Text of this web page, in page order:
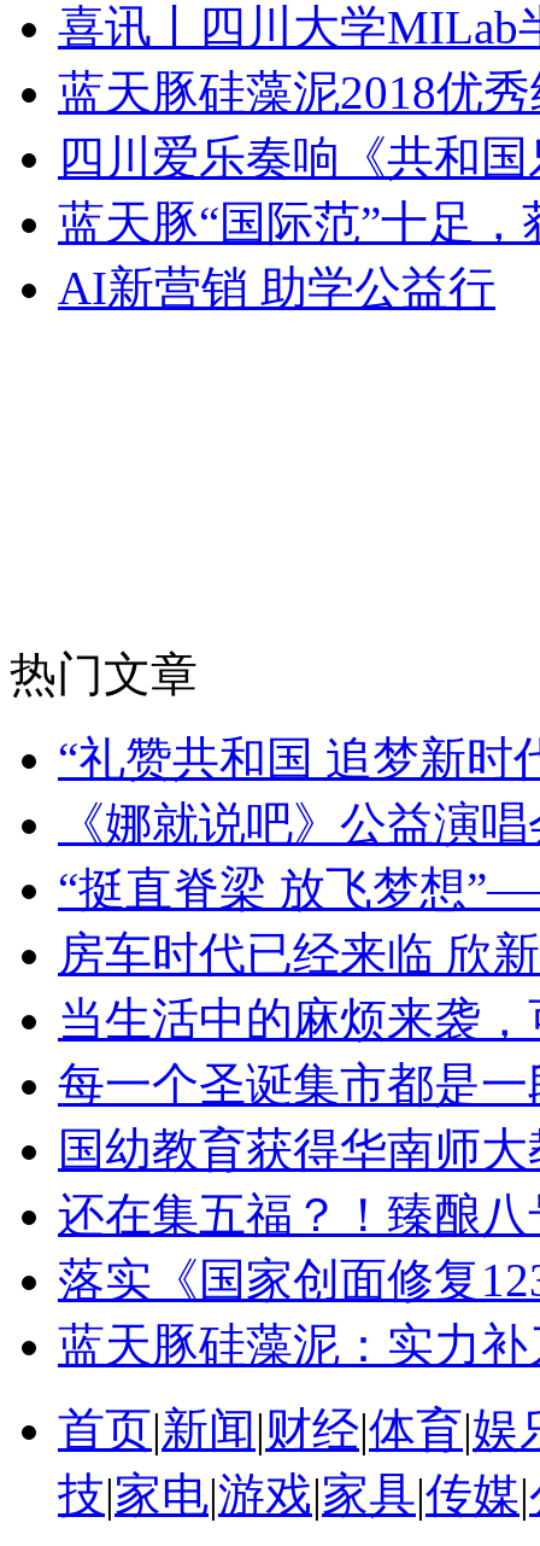
喜讯丨四川大学MILab
蓝天豚硅藻泥2018优
四川爱乐奏响《共和
蓝天豚“国际范”十足
AI新营销 助学公益行
热门文章
“礼赞共和国 追梦新时
《娜就说吧》公益演
“挺直脊梁 放飞梦想
房车时代已经来临 欣
当生活中的麻烦来袭
每一个圣诞集市都是
国幼教育获得华南师
还在集五福？！臻酿
落实《国家创面修复
蓝天豚硅藻泥：实力
首页|新闻|财经|体育|娱
技|家电|游戏|家具|传媒|